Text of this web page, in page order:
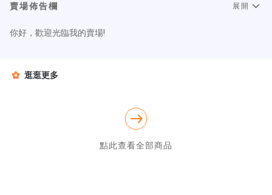
賣場佈告欄 展開
你好，歡迎光臨我的賣場!
逛逛更多
點此查看全部商品